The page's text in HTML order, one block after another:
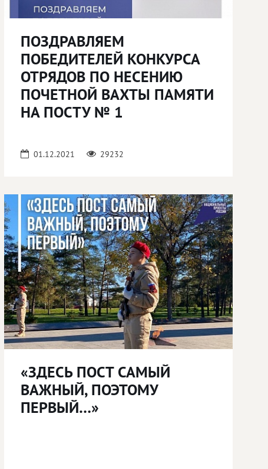
ПОЗДРАВЛЯЕМ
ПОБЕДИТЕЛЕЙ КОНКУРСА
ОТРЯДОВ ПО НЕСЕНИЮ
ПОЧЕТНОЙ ВАХТЫ ПАМЯТИ
НА ПОСТУ № 1
01.12.2021 29232
«ЗДЕСЬ ПОСТ САМЫЙ
ВАЖНЫЙ, ПОЭТОМУ
ПЕРВЫЙ…»